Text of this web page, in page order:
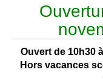
Ouvert de 10h30
Hors vacances